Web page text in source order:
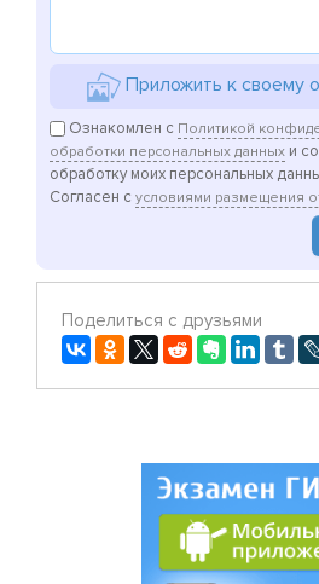
Приложить к своему
Ознакомлен с Политикой
обработки персональных данных и
обработку моих персональных
Согласен с условиями размещения
Поделиться с друзьями